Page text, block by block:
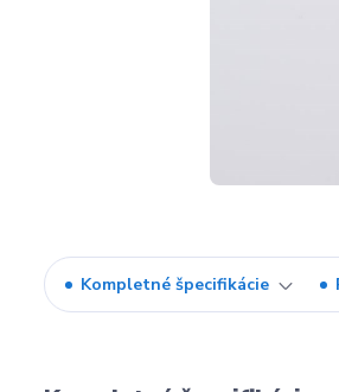
Kompletné špecifikácie